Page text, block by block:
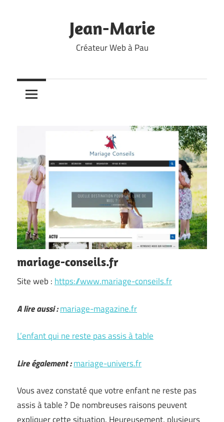
Jean-Marie
Créateur Web à Pau
mariage-conseils.fr
Site web : https://www.mariage-conseils.fr
A lire aussi :mariage-magazine.fr
L’enfant qui ne reste pas assis à table
Lire également :mariage-univers.fr
Vous avez constaté que votre enfant ne reste pas
assis à table ? De nombreuses raisons peuvent